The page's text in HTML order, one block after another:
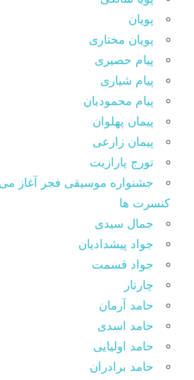
پویان
پویان مختاری
پیام حصیری
پیام شیاری
پیام محمودیان
پیمان پهلوان
پیمان زارعی
تورج پارازیت
جشنواره موسیقی فجر آغاز
کنسرت ها
جمال سیدی
جواد پیشدادیان
جواد قسمت
چارتار
حامد آرمان
حامد اسدی
حامد اولیایی
حامد برادران